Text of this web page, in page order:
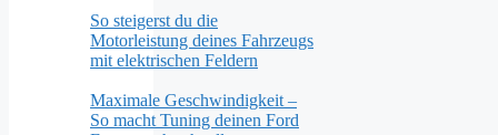
So steigerst du die
Motorleistung deines Fahrzeugs
mit elektrischen Feldern
Maximale Geschwindigkeit –
So macht Tuning deinen Ford